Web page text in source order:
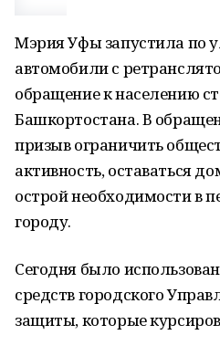
Мэрия Уфы запустила по
автомобили с
обращение к населению
Башкортостана. В
призыв ограничить
активность, оставаться
острой необходимости в
городу.
Сегодня было
средств городского
защиты, которые